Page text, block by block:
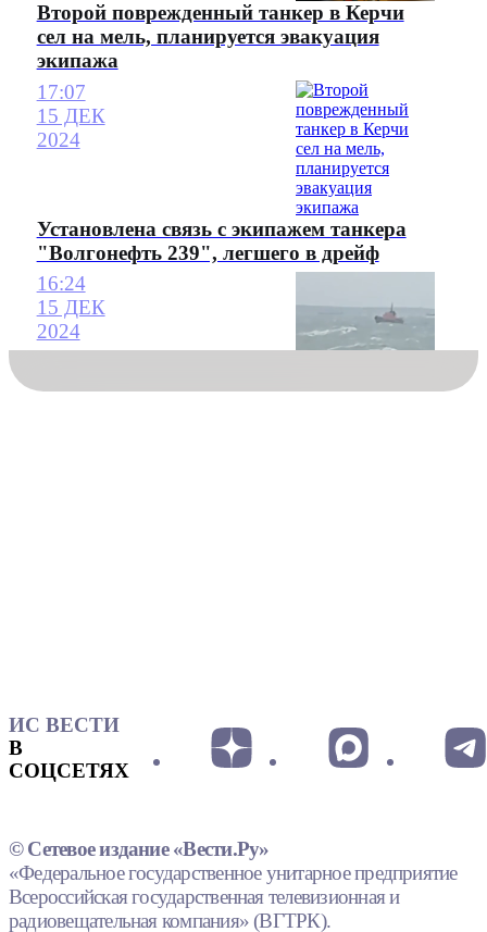
Второй поврежденный танкер в Керчи
сел на мель, планируется эвакуация
экипажа
17:07
15 ДЕК
2024
Установлена связь с экипажем танкера
"Волгонефть 239", легшего в дрейф
16:24
15 ДЕК
2024
ИС ВЕСТИ
В
СОЦСЕТЯХ
© Сетевое издание «Вести.Ру»
«Федеральное государственное унитарное предприятие
Всероссийская государственная телевизионная и
радиовещательная компания» (ВГТРК).